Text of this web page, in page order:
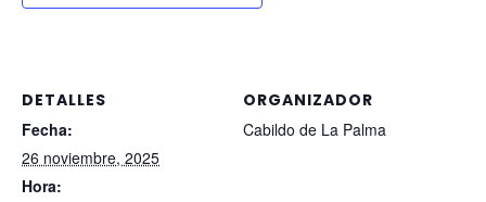
DETALLES
Fecha:
26 noviembre, 2025
Hora:
ORGANIZADOR
Cabildo de La Palma